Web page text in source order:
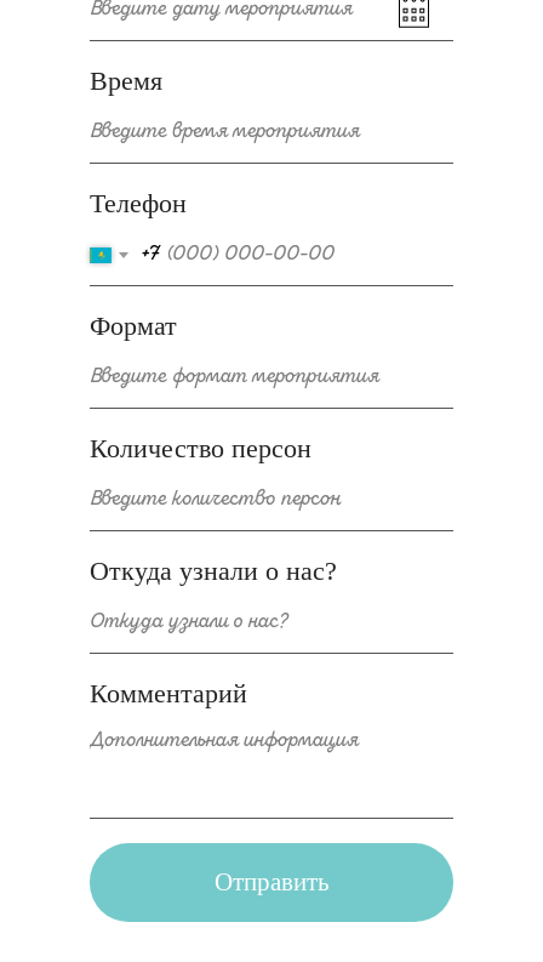
Время
Телефон
+7
Формат
Количество персон
Откуда узнали о нас?
Комментарий
Отправить